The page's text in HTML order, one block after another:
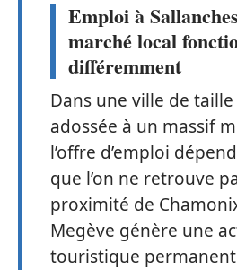
Emploi à
marché local
différemment
Dans une ville de
adossée à un massif
l’offre d’emploi
que l’on ne retrouve
proximité de
Megève génère une
touristique